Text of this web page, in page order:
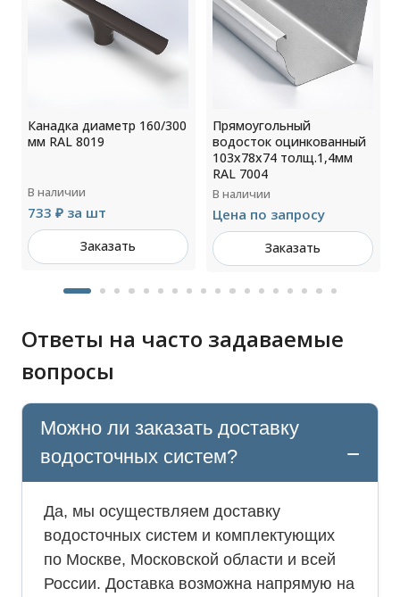
Канадка диаметр 160/300
мм RAL 8019
В наличии
733 ₽ за шт
Заказать
Прямоугольный
водосток оцинкованный
103х78х74 толщ.1,4мм
RAL 7004
В наличии
Цена по запросу
Заказать
Ответы на часто задаваемые
вопросы
Можно ли заказать доставку
водосточных систем?
Да, мы осуществляем доставку
водосточных систем и комплектующих
по Москве, Московской области и всей
России. Доставка возможна напрямую на